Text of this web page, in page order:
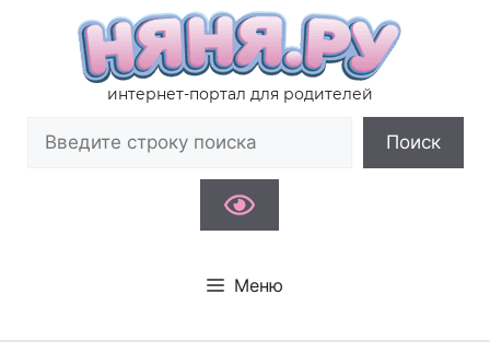
содержимому
интернет-портал для родителей
Поиск
Меню